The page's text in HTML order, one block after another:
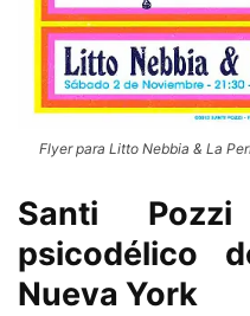
Flyer para Litto Nebbia & La
Santi
psicodélico
Nueva York